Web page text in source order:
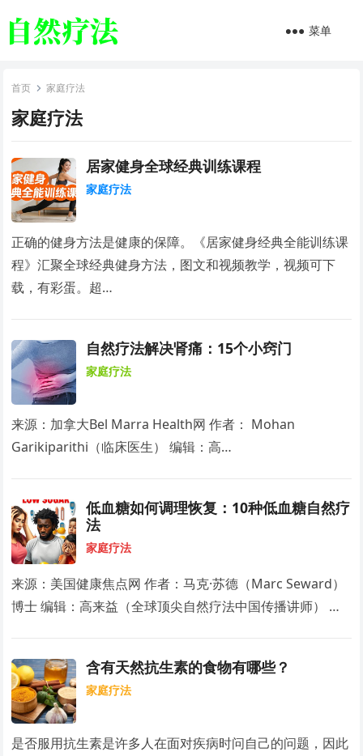
菜单
首页 家庭疗法
家庭疗法
居家健身全球经典训练课程
家庭疗法
正确的健身方法是健康的保障。《居家健身经典全能训练课
程》汇聚全球经典健身方法，图文和视频教学，视频可下
载，有彩蛋。超…
自然疗法解决肾痛：15个小窍门
家庭疗法
来源：加拿大Bel Marra Health网 作者： Mohan
Garikiparithi（临床医生） 编辑：高…
低血糖如何调理恢复：10种低血糖自然疗
法
家庭疗法
来源：美国健康焦点网 作者：马克·苏德（Marc Seward）
博士 编辑：高来益（全球顶尖自然疗法中国传播讲师） …
含有天然抗生素的食物有哪些？
家庭疗法
是否服用抗生素是许多人在面对疾病时问自己的问题，因此